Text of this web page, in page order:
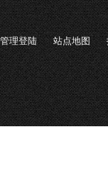
管理登陆 站点地图